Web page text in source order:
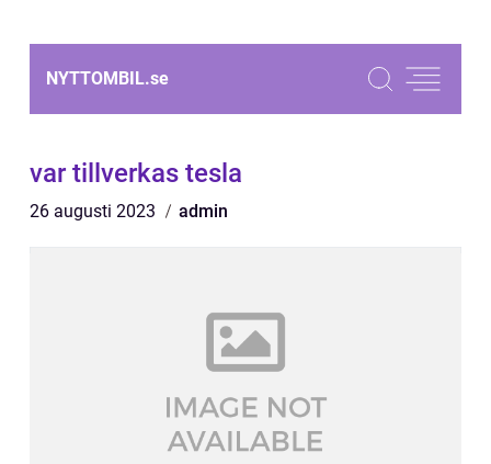
NYTTOMBIL.se
var tillverkas tesla
26 augusti 2023 admin